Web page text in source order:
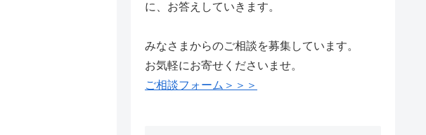
に、お答えしていきます。
みなさまからのご相談を募集しています。
お気軽にお寄せくださいませ。
ご相談フォーム＞＞＞